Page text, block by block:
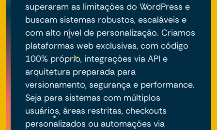
superaram as limitações do WordPress e
buscam sistemas robustos, escaláveis e
com alto nível de personalização. Criamos
plataformas web exclusivas, com código
100% próprio, integrações via API e
arquitetura preparada para
versionamento, segurança e performance.
Seja para sistemas com múltiplos
usuários, áreas restritas, checkouts
personalizados ou automações via